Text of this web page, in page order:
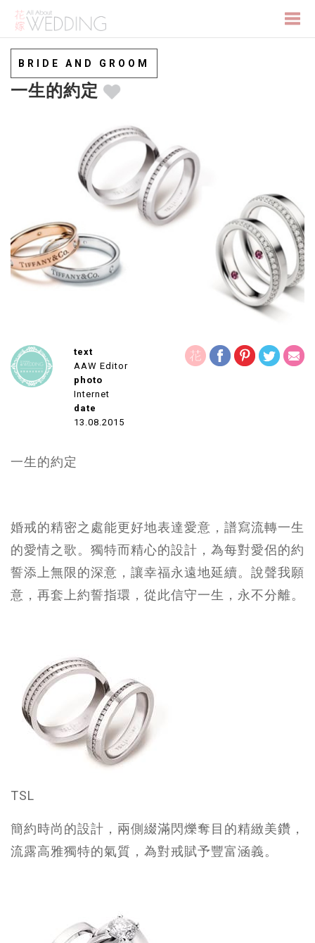
BRIDE AND GROOM
一生的約定
text
AAW Editor
photo
Internet
date
13.08.2015
一生的約定
婚戒的精密之處能更好地表達愛意，譜寫流轉一生
的愛情之歌。獨特而精心的設計，為每對愛侶的約
誓添上無限的深意，讓幸福永遠地延續。說聲我願
意，再套上約誓指環，從此信守一生，永不分離。
TSL
簡約時尚的設計，兩側綴滿閃爍奪目的精緻美鑽，
流露高雅獨特的氣質，為對戒賦予豐富涵義。